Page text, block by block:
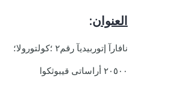
العنوان:
نافارآ إتوربيديآ رقم٢ ؛كولتورولا؛
٢٠٥٠٠ أراساتى قيبوثكوا